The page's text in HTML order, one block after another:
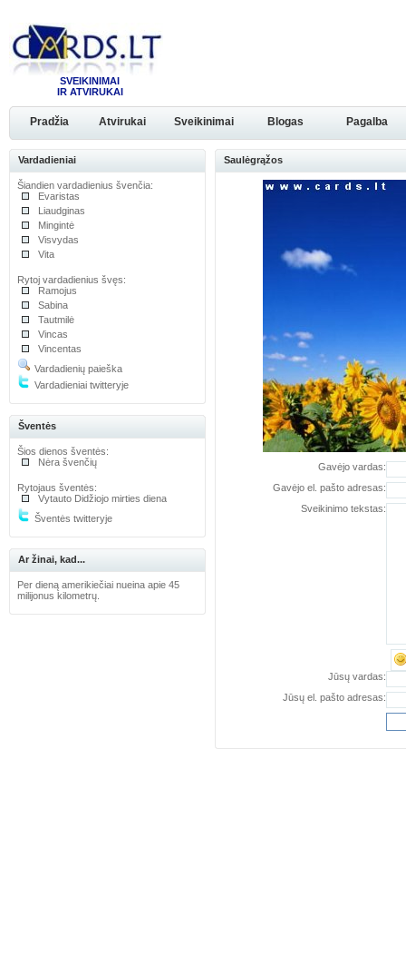
SVEIKINIMAI
IR ATVIRUKAI
Pradžia Atvirukai Sveikinimai Blogas Pagalba
Vardadieniai
Šiandien vardadienius švenčia:
Evaristas
Liaudginas
Mingintė
Visvydas
Vita
Rytoj vardadienius švęs:
Ramojus
Sabina
Tautmilė
Vincas
Vincentas
Vardadienių paieška
Vardadieniai twitteryje
Šventės
Šios dienos šventės:
Nėra švenčių
Rytojaus šventės:
Vytauto Didžiojo mirties diena
Šventės twitteryje
Ar žinai, kad...
Per dieną amerikiečiai nueina apie 45
milijonus kilometrų.
Saulėgrąžos
Gavėjo vardas:
Gavėjo el. pašto adresas:
Sveikinimo tekstas:
Jūsų vardas:
Jūsų el. pašto adresas: